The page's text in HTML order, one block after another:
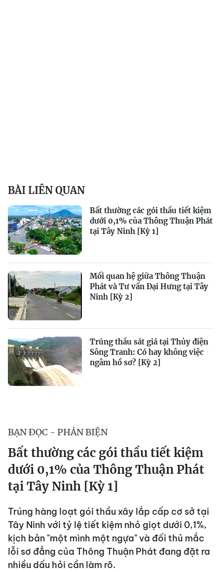
BÀI LIÊN QUAN
Bất thường các gói thầu tiết kiệm
dưới 0,1% của Thông Thuận Phát
tại Tây Ninh [Kỳ 1]
Mối quan hệ giữa Thông Thuận
Phát và Tư vấn Đại Hưng tại Tây
Ninh [Kỳ 2]
Trúng thầu sát giá tại Thủy điện
Sông Tranh: Có hay không việc
ngâm hồ sơ? [Kỳ 2]
BẠN ĐỌC - PHẢN BIỆN
Bất thường các gói thầu tiết kiệm
dưới 0,1% của Thông Thuận Phát
tại Tây Ninh [Kỳ 1]
Trúng hàng loạt gói thầu xây lắp cấp cơ sở tại
Tây Ninh với tỷ lệ tiết kiệm nhỏ giọt dưới 0,1%,
kịch bản "một mình một ngựa" và đối thủ mắc
lỗi sơ đẳng của Thông Thuận Phát đang đặt ra
nhiều dấu hỏi cần làm rõ.